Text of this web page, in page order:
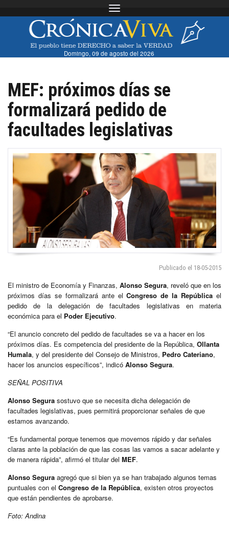
Toggle navigation
Domingo, 09 de agosto del 2026
MEF: próximos días se
formalizará pedido de
facultades legislativas
Publicado el 18-05-2015
El ministro de Economía y Finanzas, Alonso Segura, reveló que en los
próximos días se formalizará ante elCongreso de la Repúblicael
pedido de la delegación de facultades legislativas en materia
económica para el Poder Ejecutivo.
“El anuncio concreto del pedido de facultades se va a hacer en los
próximos días. Es competencia del presidente de la República, Ollanta
Humala, y del presidente del Consejo de Ministros, Pedro Cateriano,
hacer los anuncios específicos”, indicó Alonso Segura.
SEÑAL POSITIVA
Alonso Segura sostuvo que se necesita dicha delegación de
facultades legislativas, pues permitirá proporcionar señales de que
estamos avanzando.
“Es fundamental porque tenemos que movernos rápido y dar señales
claras ante la población de que las cosas las vamos a sacar adelante y
de manera rápida”, afirmó el titular del MEF.
Alonso Segura agregó que si bien ya se han trabajado algunos temas
puntuales con el Congreso de la República, existen otros proyectos
que están pendientes de aprobarse.
Foto: Andina